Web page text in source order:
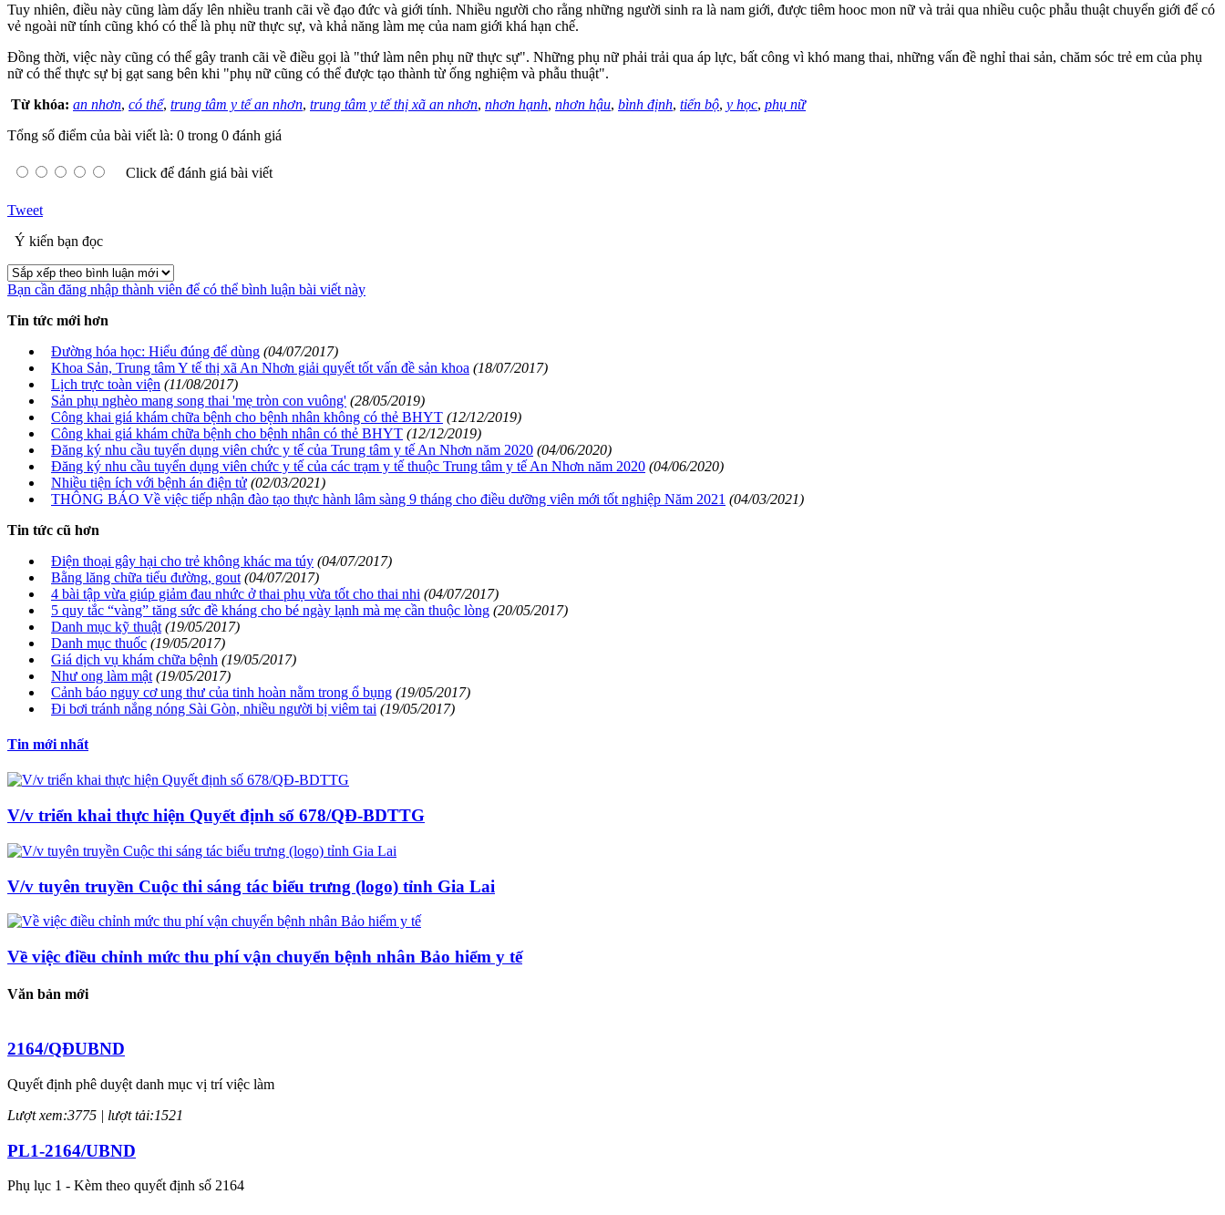
Tuy nhiên, điều này cũng làm dấy lên nhiều tranh cãi về đạo đức và giới tính. Nhiều người cho rằng những người sinh ra là nam giới, được tiêm hooc mon nữ và trải qua nhiều cuộc phẫu thuật chuyển giới để có
vẻ ngoài nữ tính cũng khó có thể là phụ nữ thực sự, và khả năng làm mẹ của nam giới khá hạn chế.
Đồng thời, việc này cũng có thể gây tranh cãi về điều gọi là "thứ làm nên phụ nữ thực sự". Những phụ nữ phải trải qua áp lực, bất công vì khó mang thai, những vấn đề nghỉ thai sản, chăm sóc trẻ em của phụ
nữ có thể thực sự bị gạt sang bên khi "phụ nữ cũng có thể được tạo thành từ ống nghiệm và phẫu thuật".
Từ khóa: an nhơn, có thể, trung tâm y tế an nhơn, trung tâm y tế thị xã an nhơn, nhơn hạnh, nhơn hậu, bình định, tiến bộ, y học, phụ nữ
Tổng số điểm của bài viết là: 0 trong 0 đánh giá
Click để đánh giá bài viết
Tweet
Ý kiến bạn đọc
Bạn cần đăng nhập thành viên để có thể bình luận bài viết này
Tin tức mới hơn
Đường hóa học: Hiểu đúng để dùng (04/07/2017)
Khoa Sản, Trung tâm Y tế thị xã An Nhơn giải quyết tốt vấn đề sản khoa (18/07/2017)
Lịch trực toàn viện (11/08/2017)
Sản phụ nghèo mang song thai 'mẹ tròn con vuông' (28/05/2019)
Công khai giá khám chữa bệnh cho bệnh nhân không có thẻ BHYT (12/12/2019)
Công khai giá khám chữa bệnh cho bệnh nhân có thẻ BHYT (12/12/2019)
Đăng ký nhu cầu tuyển dụng viên chức y tế của Trung tâm y tế An Nhơn năm 2020 (04/06/2020)
Đăng ký nhu cầu tuyển dụng viên chức y tế của các trạm y tế thuộc Trung tâm y tế An Nhơn năm 2020 (04/06/2020)
Nhiều tiện ích với bệnh án điện tử (02/03/2021)
THÔNG BÁO Về việc tiếp nhận đào tạo thực hành lâm sàng 9 tháng cho điều dưỡng viên mới tốt nghiệp Năm 2021 (04/03/2021)
Tin tức cũ hơn
Điện thoại gây hại cho trẻ không khác ma túy (04/07/2017)
Bằng lăng chữa tiểu đường, gout (04/07/2017)
4 bài tập vừa giúp giảm đau nhức ở thai phụ vừa tốt cho thai nhi (04/07/2017)
5 quy tắc “vàng” tăng sức đề kháng cho bé ngày lạnh mà mẹ cần thuộc lòng (20/05/2017)
Danh mục kỹ thuật (19/05/2017)
Danh mục thuốc (19/05/2017)
Giá dịch vụ khám chữa bệnh (19/05/2017)
Như ong làm mật (19/05/2017)
Cảnh báo nguy cơ ung thư của tinh hoàn nằm trong ổ bụng (19/05/2017)
Đi bơi tránh nắng nóng Sài Gòn, nhiều người bị viêm tai (19/05/2017)
Tin mới nhất
V/v triển khai thực hiện Quyết định số 678/QĐ-BDTTG
V/v tuyên truyền Cuộc thi sáng tác biểu trưng (logo) tỉnh Gia Lai
Về việc điều chỉnh mức thu phí vận chuyển bệnh nhân Bảo hiểm y tế
Văn bản mới
2164/QĐUBND
Quyết định phê duyệt danh mục vị trí việc làm
Lượt xem:3775 | lượt tải:1521
PL1-2164/UBND
Phụ lục 1 - Kèm theo quyết định số 2164